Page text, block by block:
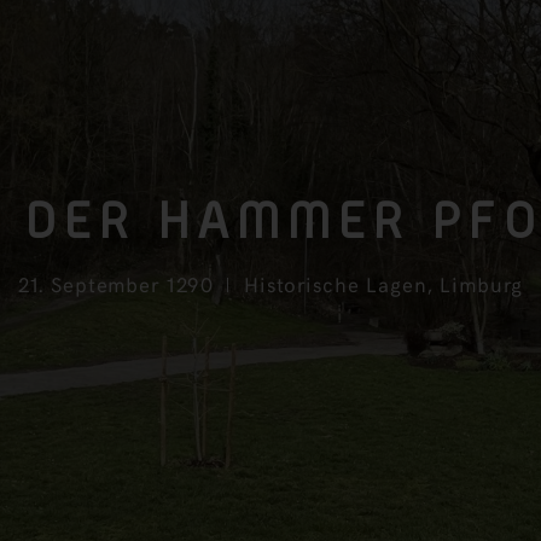
DER HAMMER
21. September 1290 Historische Lagen, Limburg